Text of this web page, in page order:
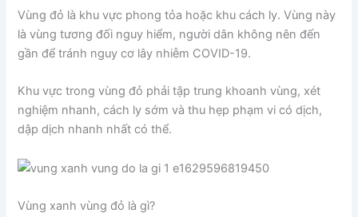
Vùng đỏ là khu vực phong tỏa hoặc khu cách ly. Vùng này
là vùng tương đối nguy hiểm, người dân không nên đến
gần để tránh nguy cơ lây nhiễm COVID-19.
Khu vực trong vùng đỏ phải tập trung khoanh vùng, xét
nghiệm nhanh, cách ly sớm và thu hẹp phạm vi có dịch,
dập dịch nhanh nhất có thể.
Vùng xanh vùng đỏ là gì?